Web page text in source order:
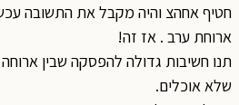
חטיף אחהצ והיה מקבל את התשובה
ארוחת ערב . אז זה!
תנו חשיבות גדולה להפסקה שבין
שלא אוכלים.